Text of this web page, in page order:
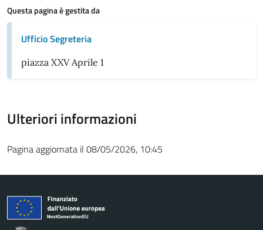
Questa pagina è gestita da
Ufficio Segreteria
piazza XXV Aprile 1
Ulteriori informazioni
Pagina aggiornata il 08/05/2026, 10:45